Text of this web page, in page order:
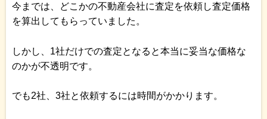
今までは、どこかの不動産会社に査定を依頼し査定価格
を算出してもらっていました。
しかし、1社だけでの査定となると本当に妥当な価格な
のかが不透明です。
でも2社、3社と依頼するには時間がかかります。